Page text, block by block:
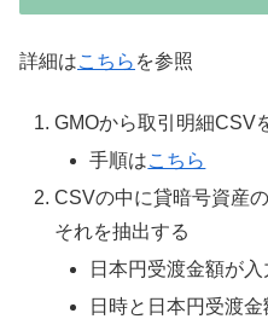
詳細はこちら を参照
GMOから取引明細CSV
手順はこちら
CSVの中に貸暗号資産
それを抽出する
日本円受渡金額が
日時と日本円受渡金